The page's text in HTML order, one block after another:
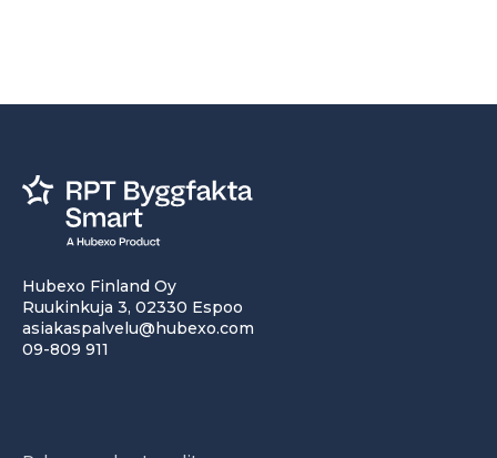
Hubexo Finland Oy
Ruukinkuja 3, 02330 Espoo
asiakaspalvelu@hubexo.com
09-809 911